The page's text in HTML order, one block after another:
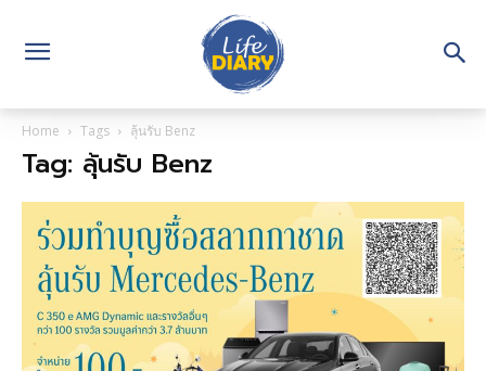
Home Tags ลุ้นรับ Benz
Tag: ลุ้นรับ Benz